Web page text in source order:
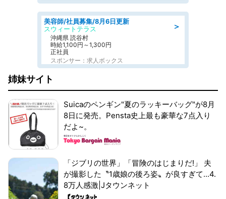
＞
美容師/社員募集/8月6日更新
スウィートテラス
沖縄県 読谷村
時給1,100円～1,300円
正社員
スポンサー：求人ボックス
姉妹サイト
Suicaのペンギン"夏のラッキーバッグ"が8月
8日に発売。Pensta史上最も豪華な7点入り
だよ~。
「ジブリの世界」「冒険のはじまりだ!」 夫
が撮影した〝1歳娘の後ろ姿〟が良すぎて...4.
8万人感激|Jタウンネット